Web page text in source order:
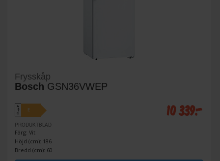
Frysskåp
Bosch GSN36VWEP
A
↑
G
E
PRODUKTBLAD
Färg: Vit
Höjd (cm): 186
Bredd (cm): 60
10 339:-